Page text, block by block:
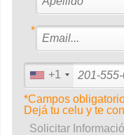
*
+1
*Campos
Dejá tu celu y te
Solicitar